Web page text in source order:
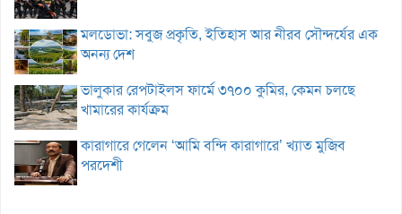
মলডোভা: সবুজ প্রকৃতি, ইতিহাস আর নীরব সৌন্দর্যের এক
অনন্য দেশ
ভালুকার রেপটাইলস ফার্মে ৩৭০০ কুমির, কেমন চলছে
খামারের কার্যক্রম
কারাগারে গেলেন ‘আমি বন্দি কারাগারে’ খ্যাত মুজিব
পরদেশী